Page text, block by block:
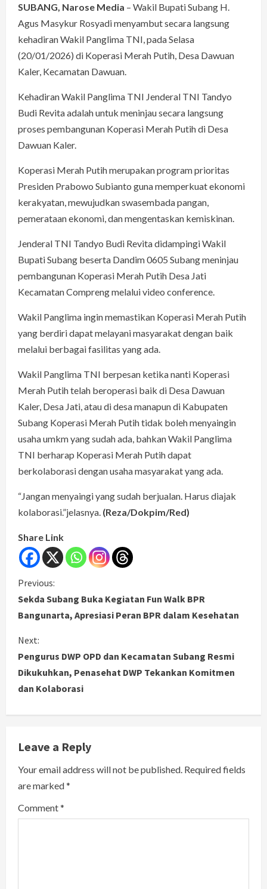
SUBANG, Narose Media – Wakil Bupati Subang H.
Agus Masykur Rosyadi menyambut secara langsung
kehadiran Wakil Panglima TNI, pada Selasa
(20/01/2026) di Koperasi Merah Putih, Desa Dawuan
Kaler, Kecamatan Dawuan.
Kehadiran Wakil Panglima TNI Jenderal TNI Tandyo
Budi Revita adalah untuk meninjau secara langsung
proses pembangunan Koperasi Merah Putih di Desa
Dawuan Kaler.
Koperasi Merah Putih merupakan program prioritas
Presiden Prabowo Subianto guna memperkuat ekonomi
kerakyatan, mewujudkan swasembada pangan,
pemerataan ekonomi, dan mengentaskan kemiskinan.
Jenderal TNI Tandyo Budi Revita didampingi Wakil
Bupati Subang beserta Dandim 0605 Subang meninjau
pembangunan Koperasi Merah Putih Desa Jati
Kecamatan Compreng melalui video conference.
Wakil Panglima ingin memastikan Koperasi Merah Putih
yang berdiri dapat melayani masyarakat dengan baik
melalui berbagai fasilitas yang ada.
Wakil Panglima TNI berpesan ketika nanti Koperasi
Merah Putih telah beroperasi baik di Desa Dawuan
Kaler, Desa Jati, atau di desa manapun di Kabupaten
Subang Koperasi Merah Putih tidak boleh menyaingin
usaha umkm yang sudah ada, bahkan Wakil Panglima
TNI berharap Koperasi Merah Putih dapat
berkolaborasi dengan usaha masyarakat yang ada.
“Jangan menyaingi yang sudah berjualan. Harus diajak
kolaborasi.”jelasnya. (Reza/Dokpim/Red)
Share Link
C
o
n
t
i
n
u
e
R
e
Previous:
Sekda Subang Buka Kegiatan Fun Walk BPR
Bangunarta, Apresiasi Peran BPR dalam Kesehatan
Next:
Pengurus DWP OPD dan Kecamatan Subang Resmi
Dikukuhkan, Penasehat DWP Tekankan Komitmen
dan Kolaborasi
Leave a Reply
Your email address will not be published. Required fields
are marked*
Comment*